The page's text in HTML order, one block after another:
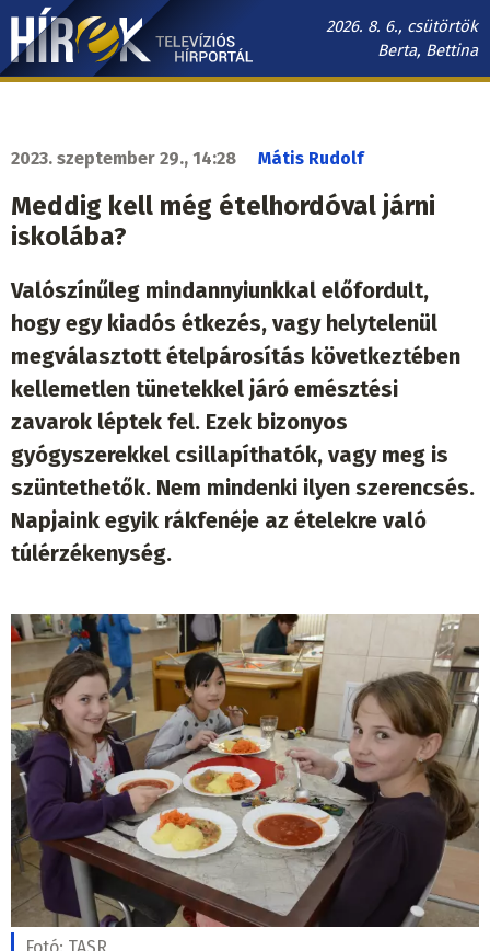
Ugrás
tartalomra
2026. 8. 6., csütörtök
Berta, Bettina
Hírek.sk
2023. szeptember 29., 14:28 Mátis Rudolf
Meddig kell még ételhordóval járni
iskolába?
Valószínűleg mindannyiunkkal előfordult,
hogy egy kiadós étkezés, vagy helytelenül
megválasztott ételpárosítás következtében
kellemetlen tünetekkel járó emésztési
zavarok léptek fel. Ezek bizonyos
gyógyszerekkel csillapíthatók, vagy meg is
szüntethetők. Nem mindenki ilyen szerencsés.
Napjaink egyik rákfenéje az ételekre való
túlérzékenység.